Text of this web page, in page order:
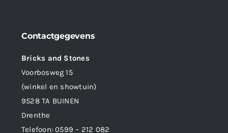
Contactgegevens
Bricks and Stones
Voorbosweg 15
(winkel en showtuin)
9528 TA BUINEN
Drenthe
Telefoon:0599 – 212 082